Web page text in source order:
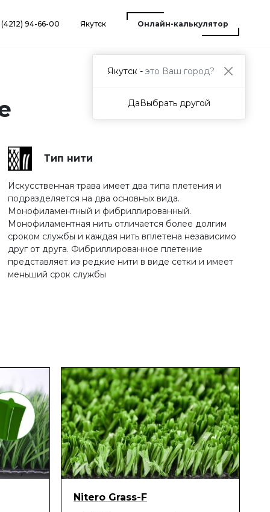
(4212) 94-66-00 Якутск Онлайн-калькулятор
Тип нити
Искусственная трава имеет два типа плетения и
подразделяется на два основных вида.
Монофиламентный и фибриллированный.
Монофиламентная нить отличается более долгим
сроком службы и каждая нить вплетена независимо
друг от друга. Фибриллированное плетение
представляет из редкие нити в виде сетки и имеет
меньший срок службы
Nitero Grass-F
Якутск - это Ваш город?
ДаВыбрать другой